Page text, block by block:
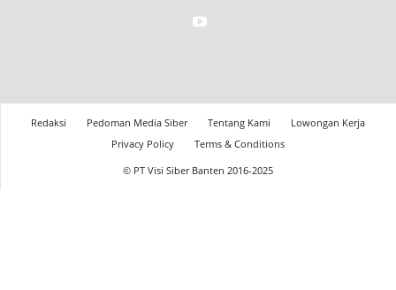
Redaksi Pedoman Media Siber Tentang Kami
Lowongan Kerja
Privacy Policy
Terms & Conditions
© PT Visi Siber Banten 2016-2025